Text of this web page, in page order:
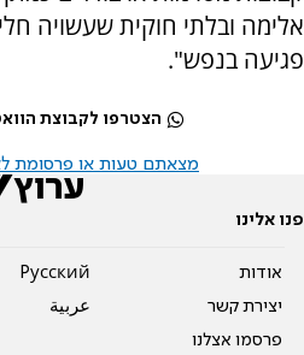
אלימה ובלתי חוקית שעשויה
פגיעה בנפש".
הצטרפו לקבוצת
מצאתם טעות או פרסומת לא
פנו אלינו
אודות
יצירת קשר
פרסמו אצלנו
Pусский
عربية